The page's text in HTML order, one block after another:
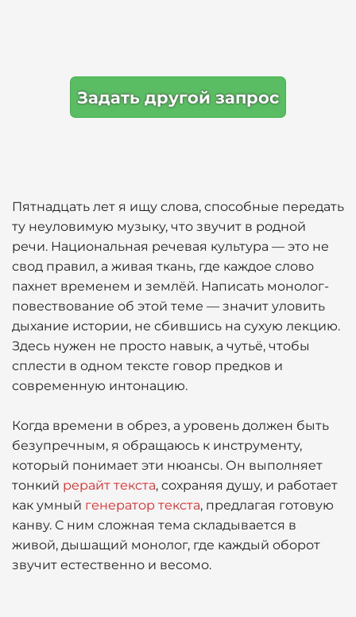
Задать другой запрос
Пятнадцать лет я ищу слова, способные передать
ту неуловимую музыку, что звучит в родной
речи. Национальная речевая культура — это не
свод правил, а живая ткань, где каждое слово
пахнет временем и землёй. Написать монолог-
повествование об этой теме — значит уловить
дыхание истории, не сбившись на сухую лекцию.
Здесь нужен не просто навык, а чутьё, чтобы
сплести в одном тексте говор предков и
современную интонацию.
Когда времени в обрез, а уровень должен быть
безупречным, я обращаюсь к инструменту,
который понимает эти нюансы. Он выполняет
тонкий рерайт текста, сохраняя душу, и работает
как умный генератор текста, предлагая готовую
канву. С ним сложная тема складывается в
живой, дышащий монолог, где каждый оборот
звучит естественно и весомо.